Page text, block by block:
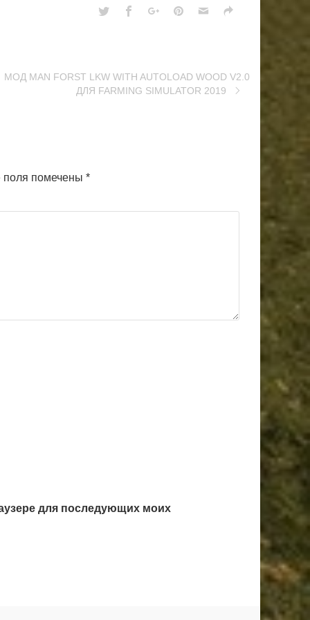
MOД MAN FORST LKW WITH AUTOLOAD WOOD V2.0
ДЛЯ FARMING SIMULATOR 2019
помечены *
для последующих моих